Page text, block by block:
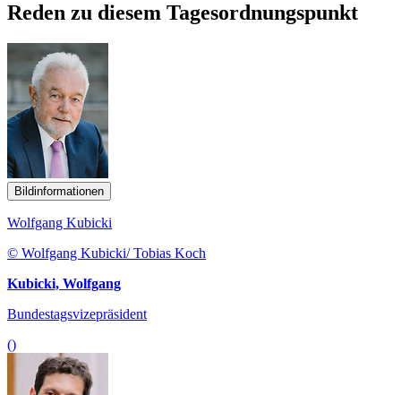
Reden zu diesem Tagesordnungspunkt
Bildinformationen
Wolfgang Kubicki
© Wolfgang Kubicki/ Tobias Koch
Kubicki, Wolfgang
Bundestagsvizepräsident
()